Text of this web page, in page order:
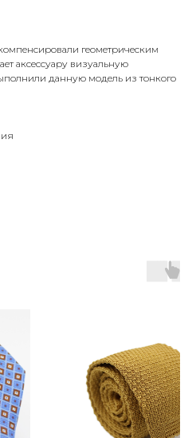
геометрическим
аксессуару визуальную
данную модель из тонкого